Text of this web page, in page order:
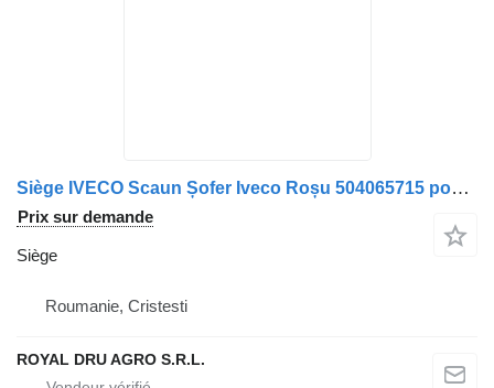
Siège IVECO Scaun Șofer Iveco Roșu 504065715 pour camion
Prix sur demande
Siège
Roumanie, Cristesti
ROYAL DRU AGRO S.R.L.